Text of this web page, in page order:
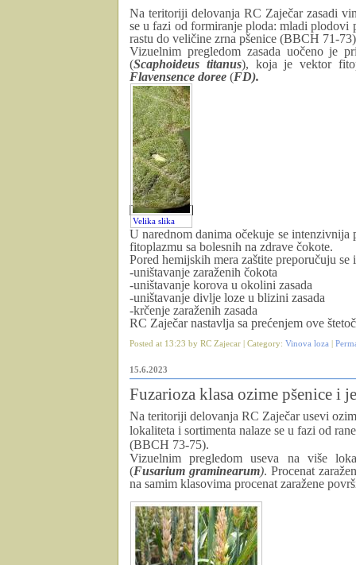
Na teritoriji delovanja RC Zaječar zasadi
se u fazi od formiranje ploda: mladi plodovi
rastu do veličine zrna pšenice (BBCH 71-
Vizuelnim pregledom zasada uočeno je
(Scaphoideus titanus), koja je vektor
Flavensence doree (FD).
Velika slika
U narednomdanima očekuje seintenzivnija
fitoplazmu sa bolesnih na zdrave čokote.
Pored hemijskih mera zaštite preporučuju se
-uništavanje zaraženih čokota
-uništavanje korova u okolini zasada
-uništavanje divlje loze u blizini zasada
-krčenje zaraženih zasada
RC Zaječar nastavlja sa prećenjem ove
Posted at 13:23 by RC Zajecar | Category: Vinova loza
15.6.2023
Fuzarioza klasa ozime pšenice i
Na teritoriji delovanja RC Zaječar usevi
lokaliteta i sortimenta nalaze se u fazi od
(BBCH 73-75).
Vizuelnim pregledom useva na više
(Fusarium graminearum). Procenat
na samim klasovima procenat zaražene